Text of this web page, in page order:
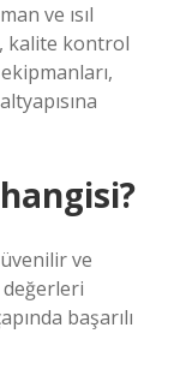
ve ısıl
kalite kontrol
ve
başarılı